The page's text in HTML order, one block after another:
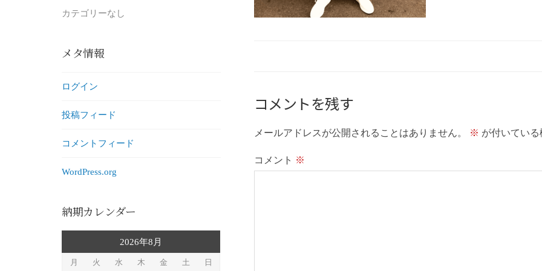
コメントを残す
メールアドレスが公開されることはありません。 ※ が付いてい
コメント ※
カテゴリーなし
メタ情報
ログイン
投稿フィード
コメントフィード
WordPress.org
納期カレンダー
2026年8月
月 火 水 木 金 土
日